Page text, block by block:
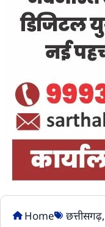
Home छत्तीसगढ़,